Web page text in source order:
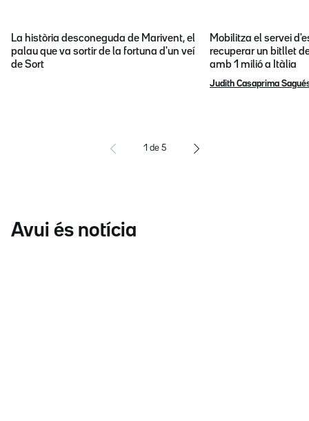
La història desconeguda de Marivent, el
palau que va sortir de la fortuna d'un veí
de Sort
Mobilitza el servei
recuperar un bitllet
amb 1 milió a Itàlia
Judith Casaprima
1 de 5
Avui és notícia